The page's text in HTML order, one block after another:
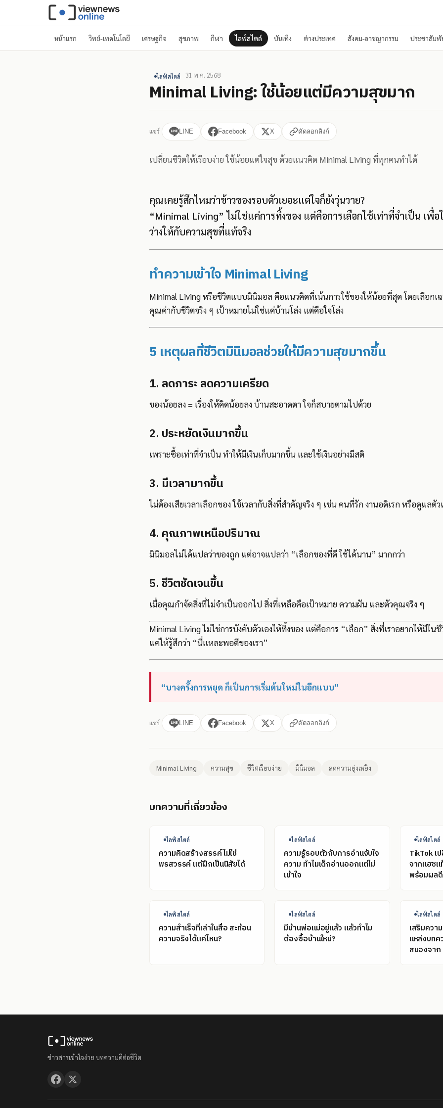
หน้าแรก วิทย์-เทคโนโลยี เศรษฐกิจ สุขภาพ กีฬา ไลฟ์สไตล์ บันเทิง ต่างประเทศ สังคม-อาชญากรรม ประชาสัมพั
ไลฟ์สไตล์ 31 พ.ค. 2568
Minimal Living: ใช้น้อยแต่มีความสุขมาก
แชร์ LINE Facebook X คัดลอกลิงก์
เปลี่ยนชีวิตให้เรียบง่าย ใช้น้อยแต่ใจสุข ด้วยแนวคิด Minimal Living ที่ทุกคนทำได้
คุณเคยรู้สึกไหมว่าข้าวของรอบตัวเยอะแต่ใจก็ยังวุ่นวาย?
“Minimal Living” ไม่ใช่แค่การทิ้งของ แต่คือการเลือกใช้เท่าที่จำเป็น เพื่
ว่างให้กับความสุขที่แท้จริง
ทำความเข้าใจ Minimal Living
Minimal Living หรือชีวิตแบบมินิมอล คือแนวคิดที่เน้นการใช้ของให้น้อยที่สุด โดยเลือกเ
คุณค่ากับชีวิตจริง ๆ เป้าหมายไม่ใช่แค่บ้านโล่ง แต่คือใจโล่ง
5 เหตุผลที่ชีวิตมินิมอลช่วยให้มีความสุขมากขึ้น
1.ลดภาระ ลดความเครียด
ของน้อยลง = เรื่องให้คิดน้อยลง บ้านสะอาดตา ใจก็สบายตามไปด้วย
2. ประหยัดเงินมากขึ้น
เพราะซื้อเท่าที่จำเป็น ทำให้มีเงินเก็บมากขึ้น และใช้เงินอย่างมีสติ
3. มีเวลามากขึ้น
ไม่ต้องเสียเวลาเลือกของ ใช้เวลากับสิ่งที่สำคัญจริง ๆ เช่น คนที่รัก งานอดิเรก หรือดูแลตัว
4. คุณภาพเหนือปริมาณ
มินิมอลไม่ได้แปลว่าของถูก แต่อาจแปลว่า “เลือกของที่ดี ใช้ได้นาน” มากกว่า
5. ชีวิตชัดเจนขึ้น
เมื่อคุณกำจัดสิ่งที่ไม่จำเป็นออกไป สิ่งที่เหลือคือเป้าหมาย ความฝัน และตัวคุณจริง ๆ
Minimal Living ไม่ใช่การบังคับตัวเองให้ทิ้งของ แต่คือการ “เลือก” สิ่งที่เราอยากให้มีใน
แค่ให้รู้สึกว่า “นี่แหละพอดีของเรา”
“บางครั้งการหยุด ก็เป็นการเริ่มต้นใหม่ในอีกแบบ”
แชร์ LINE Facebook X คัดลอกลิงก์
Minimal Living ความสุข ชีวิตเรียบง่าย มินิมอล ลดความยุ่งเหยิง
บทความที่เกี่ยวข้อง
ไลฟ์สไตล์
ความคิดสร้างสรรค์ไม่ใช่
พรสวรรค์ แต่ฝึกเป็นนิสัยได้
ไลฟ์สไตล์
ความรู้รอบตัวกับการอ่านจับใจ
ความ ทำไมเด็กอ่านออกแต่ไม่
เข้าใจ
ไลฟ์สไตล์
TikTok เ
จากแฮชแ
พร้อมผล
ไลฟ์สไตล์
ความสำเร็จที่เล่าในสื่อ สะท้อน
ความจริงได้แค่ไหน?
ไลฟ์สไตล์
มีบ้านพ่อแม่อยู่แล้ว แล้วทำไม
ต้องซื้อบ้านใหม่?
ไลฟ์สไตล์
เสริมควา
แหล่งบทค
สมองจา
ข่าวสารเข้าใจง่าย บทความดีต่อชีวิต